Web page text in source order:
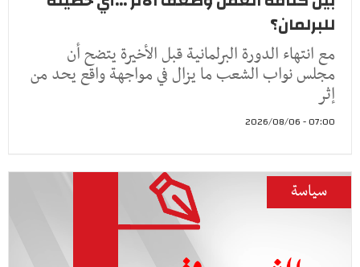
للبرلمان؟
مع انتهاء الدورة البرلمانية قبل الأخيرة يتضح أن
مجلس نواب الشعب ما يزال في مواجهة واقع يحد من
إثر
07:00 - 2026/08/06
سياسة